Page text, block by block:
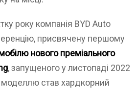
року компанія BYD Auto
присвячену першому
нового преміального
, запущеного у листопаді 2022
став хардкорний